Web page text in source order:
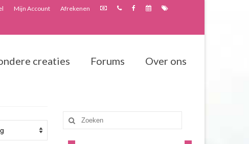
Mijn Account Afrekenen
creaties Forums Over ons
Zoeken
naar: